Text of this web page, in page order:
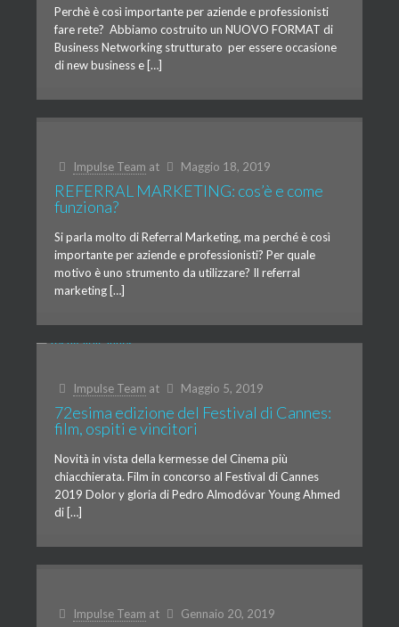
Perchè è così importante per aziende e professionisti
fare rete? Abbiamo costruito un NUOVO FORMAT di
Business Networking strutturato per essere occasione
di new business e […]
Impulse Team at Maggio 18, 2019
REFERRAL MARKETING: cos’è e come
funziona?
Si parla molto di Referral Marketing, ma perché è così
importante per aziende e professionisti? Per quale
motivo è uno strumento da utilizzare? Il referral
marketing […]
Impulse Team at Maggio 5, 2019
72esima edizione del Festival di Cannes:
film, ospiti e vincitori
Novità in vista della kermesse del Cinema più
chiacchierata. Film in concorso al Festival di Cannes
2019 Dolor y gloria di Pedro Almodóvar Young Ahmed
di […]
Impulse Team at Gennaio 20, 2019